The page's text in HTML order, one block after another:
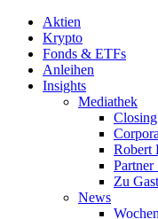
Aktien
Krypto
Fonds & ETFs
Anleihen
Insights
Mediathek
Robert
Zu
News